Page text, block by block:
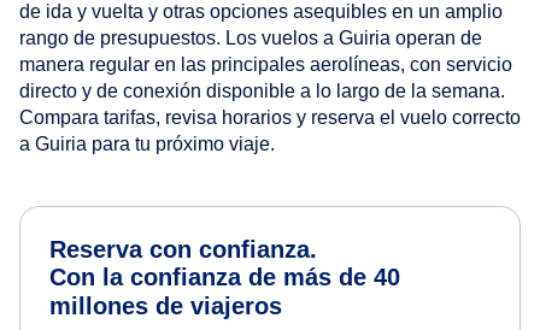
de ida y vuelta y otras opciones asequibles en un amplio
rango de presupuestos. Los vuelos a Guiria operan de
manera regular en las principales aerolíneas, con servicio
directo y de conexión disponible a lo largo de la semana.
Compara tarifas, revisa horarios y reserva el vuelo correcto
a Guiria para tu próximo viaje.
Reserva con confianza.
Con la confianza de más de 40
millones de viajeros